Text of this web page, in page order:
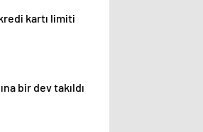
kartı limiti
bir dev takıldı